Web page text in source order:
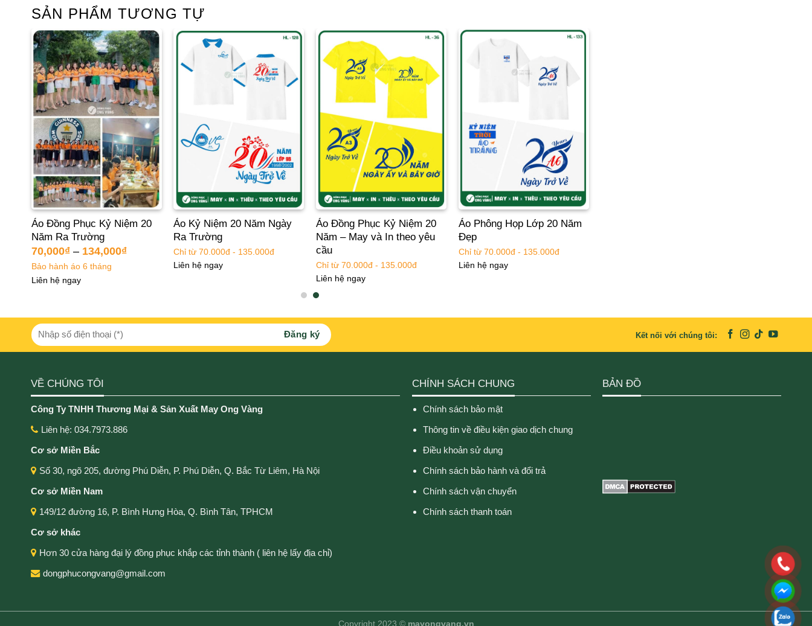
SẢN PHẨM TƯƠNG TỰ
Áo Phông Họp Lớp 20 Năm
Đẹp
Chỉ từ 70.000đ - 135.000đ
Liên hệ ngay
Áo Đồng Phục Kỷ Niệm 20
Năm – May và In theo yêu
cầu
Chỉ từ 70.000đ - 135.000đ
Liên hệ ngay
Áo Kỷ Niệm 20 Năm Ngày
Ra Trường
Chỉ từ 70.000đ - 135.000đ
Liên hệ ngay
Áo Đồng Phục Kỷ Niệm 20
Năm Ra Trường
70,000₫– 134,000₫
Bảo hành áo 6 tháng
Liên hệ ngay
Kết nối với chúng tôi:
VỀ CHÚNG TÔI
Công Ty TNHH Thương Mại & Sản Xuất May Ong Vàng
Liên hệ: 034.7973.886
Cơ sở Miền Bắc
Số 30, ngõ 205, đường Phú Diễn, P. Phú Diễn, Q. Bắc Từ Liêm, Hà Nội
Cơ sở Miền Nam
149/12 đường 16, P. Bình Hưng Hòa, Q. Bình Tân, TPHCM
Cơ sở khác
Hơn 30 cửa hàng đại lý đồng phục khắp các tỉnh thành ( liên hệ lấy địa chỉ)
dongphucongvang@gmail.com
CHÍNH SÁCH CHUNG
Chính sách bảo mật
Thông tin về điều kiện giao dịch chung
Điều khoản sử dụng
Chính sách bảo hành và đổi trả
Chính sách vận chuyển
Chính sách thanh toán
BẢN ĐỒ
Copyright 2023 © mayongvang.vn